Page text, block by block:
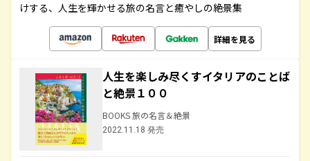
けする、人生を輝かせる旅の名言と癒やしの絶景集
詳細を見る
人生を楽しみ尽くすイタリアのことば
と絶景１００
BOOKS 旅の名言＆絶景
2022.11.18 発売